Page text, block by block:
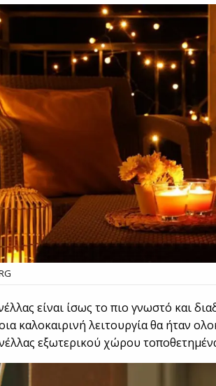
είναι ίσως το πιο γνωστό και
καλοκαιρινή λειτουργία θα ήταν
εξωτερικού χώρου